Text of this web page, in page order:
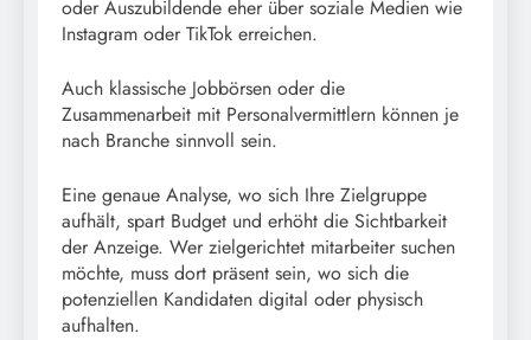
oder Auszubildende eher über soziale Medien wie
Instagram oder TikTok erreichen.
Auch klassische Jobbörsen oder die
Zusammenarbeit mit Personalvermittlern können je
nach Branche sinnvoll sein.
Eine genaue Analyse, wo sich Ihre Zielgruppe
aufhält, spart Budget und erhöht die Sichtbarkeit
der Anzeige. Wer zielgerichtet mitarbeiter suchen
möchte, muss dort präsent sein, wo sich die
potenziellen Kandidaten digital oder physisch
aufhalten.